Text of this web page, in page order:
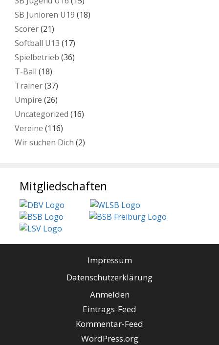
SB Junioren U19 (18)
Scorer(21)
Softball U13 (17)
Spielbetrieb (36)
T-Ball (18)
Trainer(37)
Umpire (26)
Uncategorized (16)
Vereine (116)
Wir suchen Dich (2)
Mitgliedschaften
Impressum
Datenschutzerklärung
Anmelden
Eintrags-Feed
Kommentar-Feed
WordPress.org